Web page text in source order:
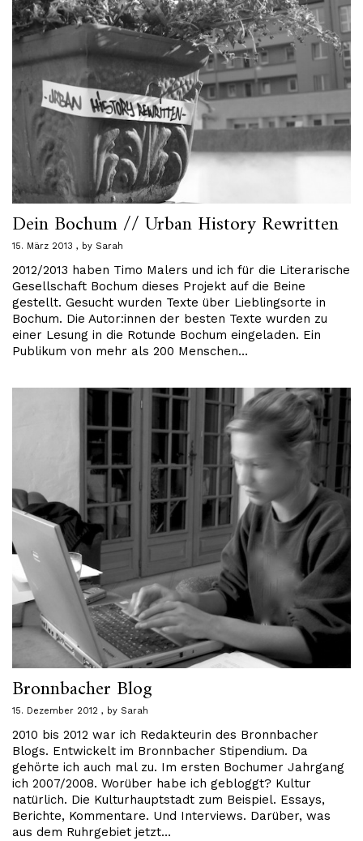
Dein Bochum // Urban History Rewritten
15. März 2013 by Sarah
2012/2013 haben Timo Malers und ich für die Literarische
Gesellschaft Bochum dieses Projekt auf die Beine
gestellt. Gesucht wurden Texte über Lieblingsorte in
Bochum. Die Autor:innen der besten Texte wurden zu
einer Lesung in die Rotunde Bochum eingeladen. Ein
Publikum von mehr als 200 Menschen…
Bronnbacher Blog
15. Dezember 2012 by Sarah
2010 bis 2012 war ich Redakteurin des Bronnbacher
Blogs. Entwickelt im Bronnbacher Stipendium. Da
gehörte ich auch mal zu. Im ersten Bochumer Jahrgang
ich 2007/2008. Worüber habe ich gebloggt? Kultur
natürlich. Die Kulturhauptstadt zum Beispiel. Essays,
Berichte, Kommentare. Und Interviews. Darüber, was
aus dem Ruhrgebiet jetzt…